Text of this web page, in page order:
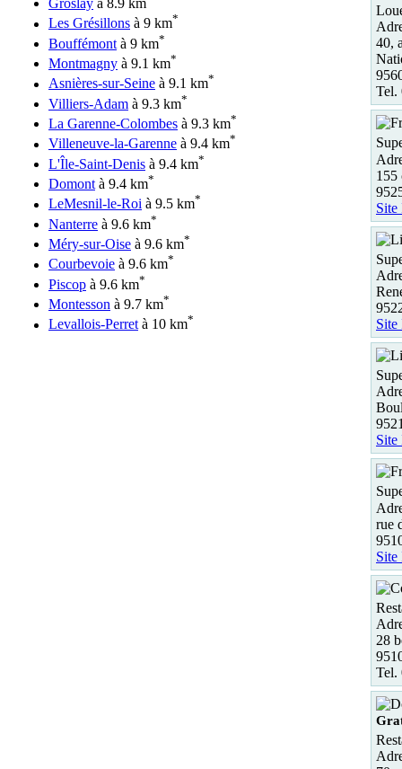
Groslay à 8.9 km
Les Grésillons à 9 km*
Bouffémont à 9 km*
Montmagny à 9.1 km*
Asnières-sur-Seine à 9.1 km*
Villiers-Adam à 9.3 km*
La Garenne-Colombes à 9.3 km*
Villeneuve-la-Garenne à 9.4 km*
L'Île-Saint-Denis à 9.4 km*
Domontà 9.4 km*
LeMesnil-le-Roi à 9.5 km*
Nanterre à 9.6 km*
Méry-sur-Oise à 9.6 km*
Courbevoie à 9.6 km*
Piscop à 9.6 km*
Montesson à 9.7 km*
Levallois-Perretà 10 km*
40,
Tel.
155
Site
Site
Site
rue
Site
28
Tel.